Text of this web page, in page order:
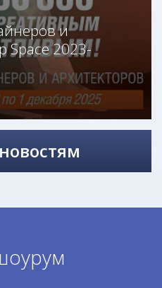
и
Space 2023-